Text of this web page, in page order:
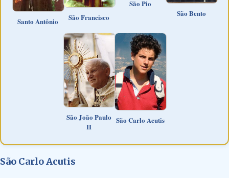
Santo Antônio São Francisco
São Pio
São Bento
São João Paulo
II
São Carlo Acutis
São Carlo Acutis